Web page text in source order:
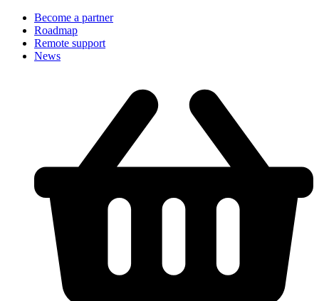
Become a partner
Roadmap
Remote support
News